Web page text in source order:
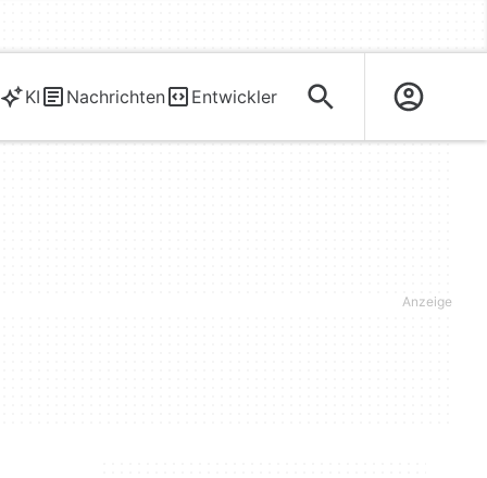
KI Nachrichten Entwickler